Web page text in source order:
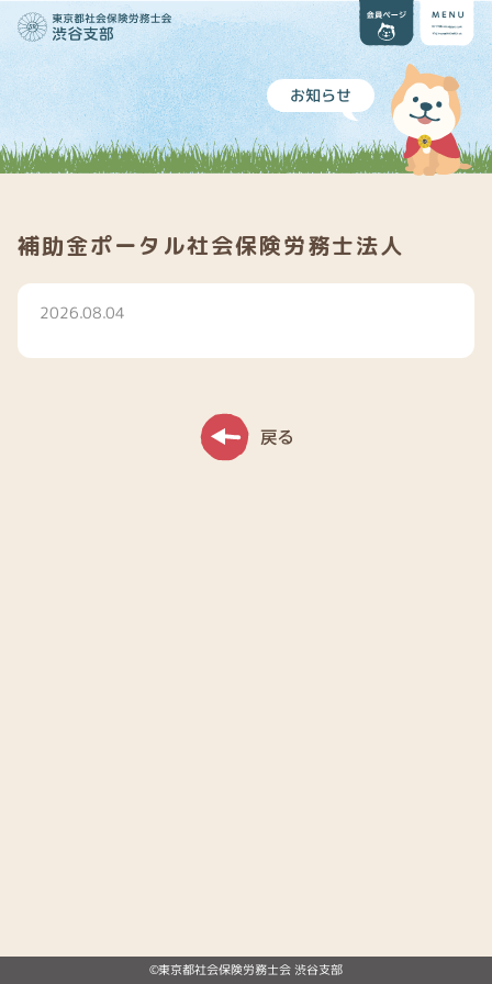
お知らせ
補助金ポータル社会保険労務士法人
2026.08.04
©東京都社会保険労務士会 渋谷支部